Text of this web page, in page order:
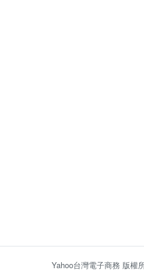
Yahoo台灣電子商務 版權